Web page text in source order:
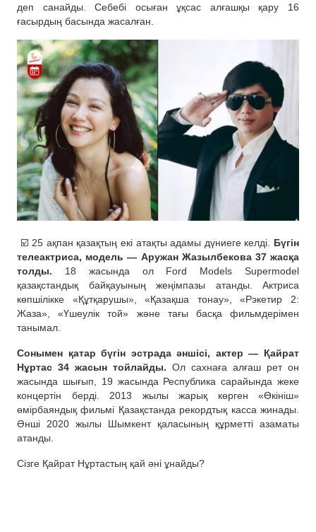
деп санайды. Себебі осыған ұқсас алғашқы қару 16
ғасырдың басында жасалған.
☑️ 25 ақпан қазақтың екі атақты адамы дүниеге келді. Бүгін
телеактриса, модель — Аружан Жазылбекова 37 жасқа
толды. 18 жасында ол Ford Models Supermodel
қазақстандық байқауының жеңімпазы атанды. Актриса
көпшілікке «Құтқарушы», «Қазақша тонау», «Рэкетир 2:
Жаза», «Үшеулік той» және тағы басқа фильмдерімен
танымал.
Сонымен қатар бүгін эстрада әншісі, актер — Қайрат
Нұртас 34 жасын тойлайды. Ол сахнаға алғаш рет он
жасында шығып, 19 жасында Республика сарайында жеке
концертін берді. 2013 жылы жарық көрген «Өкініш»
өмірбаяндық фильмі Қазақстанда рекордтық касса жинады.
Әнші 2020 жылы Шымкент қаласының құрметті азаматы
атанды.
Сізге Қайрат Нұртастың қай әні ұнайды?